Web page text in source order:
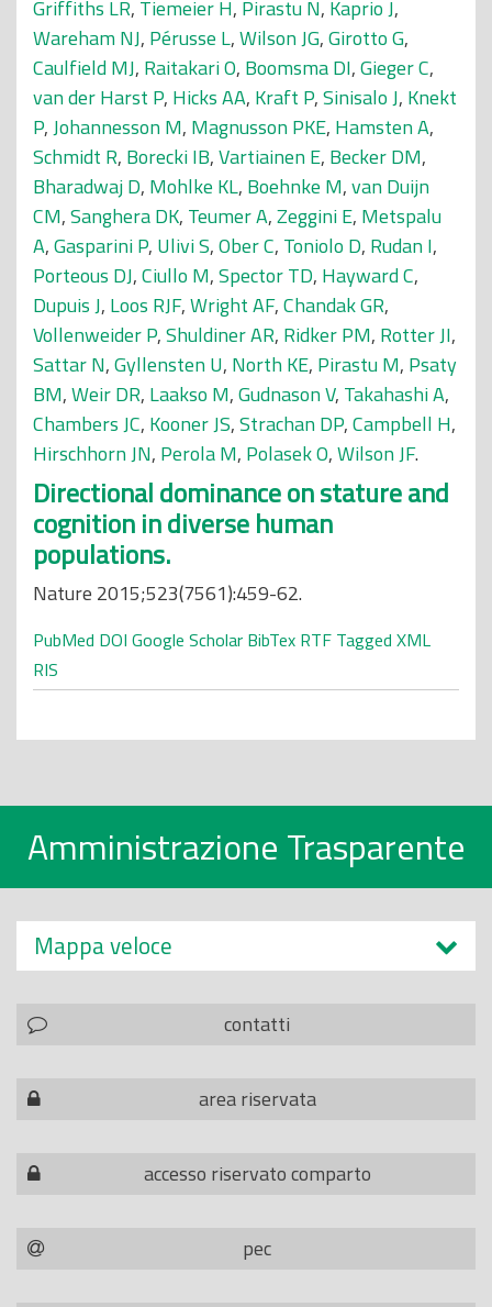
Griffiths LR, Tiemeier H, Pirastu N, Kaprio J,
Wareham NJ, Pérusse L,Wilson JG,Girotto G,
Caulfield MJ, Raitakari O, Boomsma DI,Gieger C,
van der Harst P, Hicks AA, Kraft P,Sinisalo J, Knekt
P,Johannesson M, Magnusson PKE, Hamsten A,
Schmidt R, Borecki IB,Vartiainen E, Becker DM,
Bharadwaj D, Mohlke KL, Boehnke M,van Duijn
CM,Sanghera DK, Teumer A,Zeggini E, Metspalu
A,Gasparini P, Ulivi S,Ober C, Toniolo D, Rudan I,
Porteous DJ,Ciullo M,Spector TD, Hayward C,
Dupuis J, Loos RJF,Wright AF,Chandak GR,
Vollenweider P,Shuldiner AR, Ridker PM, Rotter JI,
Sattar N,Gyllensten U, North KE, Pirastu M, Psaty
BM,Weir DR, Laakso M,Gudnason V, Takahashi A,
Chambers JC, Kooner JS,Strachan DP,Campbell H,
Hirschhorn JN, Perola M, Polasek O,Wilson JF.
Directional dominance on stature and
cognition in diverse human
populations.
Nature 2015;523(7561):459-62.
PubMed DOI Google Scholar BibTex RTF Tagged XML
RIS
Amministrazione Trasparente
Mappa veloce
contatti
area riservata
accesso riservato comparto
pec